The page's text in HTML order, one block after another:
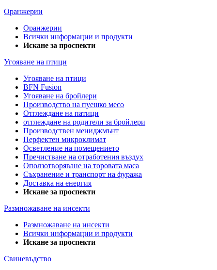
Оранжерии
Оранжерии
Всички информации и продукти
Искане за проспекти
Угояване на птици
Угояване на птици
BFN Fusion
Угояване на бройлери
Производство на пуешко месо
Отглеждане на патици
отглеждане на родители за бройлери
Производствен мениджмънт
Перфектен микроклимат
Осветление на помещението
Пречистване на отработения въздух
Оползотворяване на торовата маса
Съхранение и транспорт на фуража
Доставка на енергия
Искане за проспекти
Размножаване на инсекти
Размножаване на инсекти
Всички информации и продукти
Искане за проспекти
Свиневъдство